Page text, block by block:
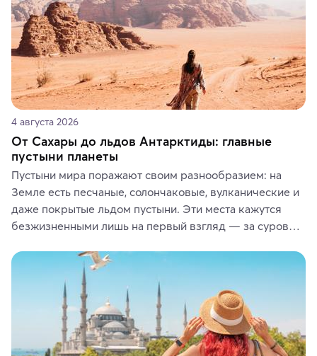
4 августа 2026
От Сахары до льдов Антарктиды: главные
пустыни планеты
Пустыни мира поражают своим разнообразием: на
Земле есть песчаные, солончаковые, вулканические и
даже покрытые льдом пустыни. Эти места кажутся
безжизненными лишь на первый взгляд — за суровой
животные и маршруты, которые дарят одни из самых
ярких впечатлений от путешествий.